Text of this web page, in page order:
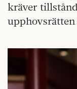
kräver